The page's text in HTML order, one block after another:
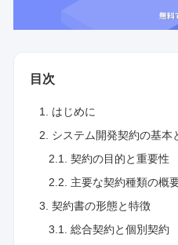
目次
1. はじめに
2. システム開発契約の基本
2.1. 契約の目的と重要性
2.2. 主要な契約種類の概
3. 契約書の形態と特徴
3.1. 総合契約と個別契約